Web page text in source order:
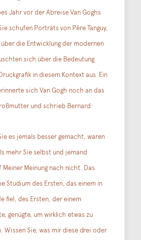
Jahr vor der Abreise Van Goghs
schufen Porträts von Père Tanguy,
die Entwicklung der modernen
sich über die Bedeutung
in diesem Kontext aus. Ein
sich Van Gogh noch an das
und schrieb Bernard:
es jemals besser gemacht, waren
mehr Sie selbst und jemand
Meiner Meinung nach nicht. Das
Studium des Ersten, das einem in
fiel, des Ersten, der einem
genügte, um wirklich etwas zu
Wissen Sie, was mir diese drei oder